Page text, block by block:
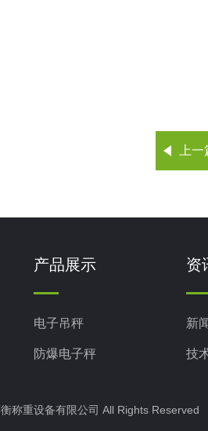
上
产品展示
电子吊秤
防爆电子秤
电子汽车衡
资
新
技
称重设备有限公司 All Rights